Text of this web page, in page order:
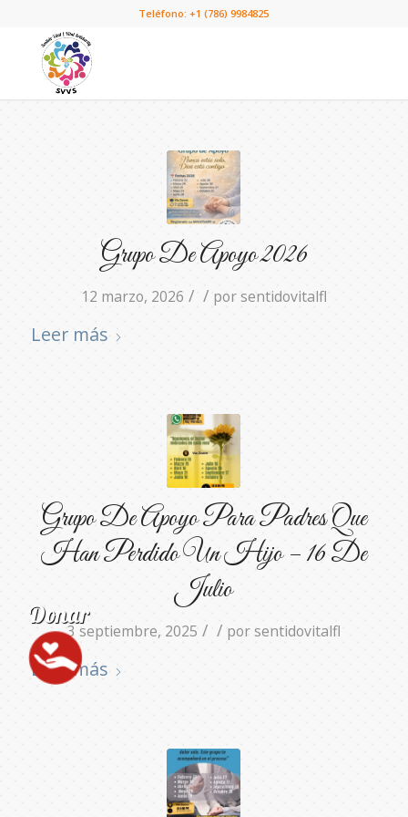
Teléfono: +1 (786) 9984825
Grupo De Apoyo 2026
12 marzo, 2026 / / por sentidovitalfl
Leer más
Grupo De Apoyo Para Padres Que
Han Perdido Un Hijo – 16 De
Julio
3 septiembre, 2025 / / por sentidovitalfl
Leer más